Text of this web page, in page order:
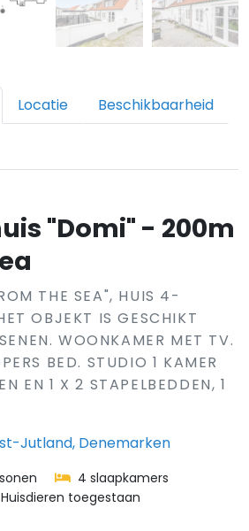
Locatie Beschikbaarheid
"Domi" - 200m
THE SEA", HUIS 4-
OBJEKT IS GESCHIKT
WOONKAMER MET TV.
BED. STUDIO 1 KAMER
EN 1 X 2 STAPELBEDDEN, 1
Jutland, Denemarken
4 slaapkamers
Huisdieren toegestaan